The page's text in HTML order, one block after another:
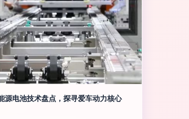
源电池技术盘点，探寻爱车动力核心